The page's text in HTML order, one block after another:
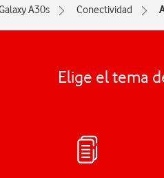
A30s Conectividad
Elige el tema